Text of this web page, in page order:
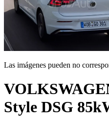
Las imágenes pueden no
Style DSG